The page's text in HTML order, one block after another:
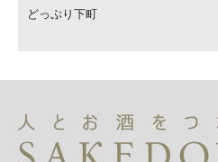
どっぷり下町